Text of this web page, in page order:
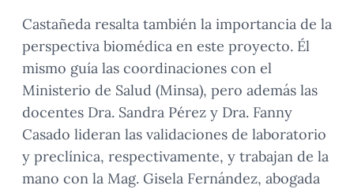
Castañeda resalta también la importancia de la
perspectiva biomédica en este proyecto. Él
mismo guía las coordinaciones con el
Ministerio de Salud (Minsa), pero además las
docentes Dra. Sandra Pérez y Dra. Fanny
Casado lideran las validaciones de laboratorio
y preclínica, respectivamente, y trabajan de la
mano con la Mag. Gisela Fernández, abogada